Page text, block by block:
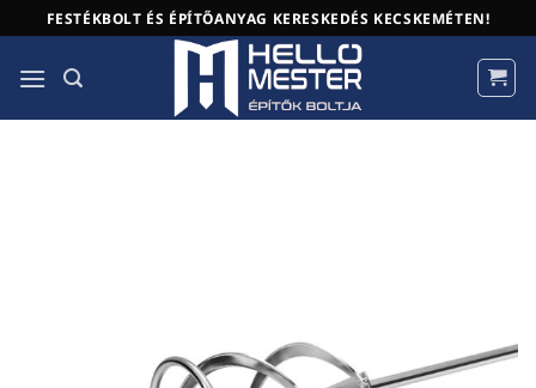
to
content
FESTÉKBOLT ÉS ÉPÍTŐANYAG KERESKEDÉS KECSKEMÉTEN!